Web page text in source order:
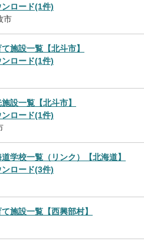
ンロード(1件)
市
施設一覧【北斗市】
ンロード(1件)
設一覧【北斗市】
ンロード(1件)
学校一覧（リンク）【北海道】
ンロード(3件)
施設一覧【西興部村】